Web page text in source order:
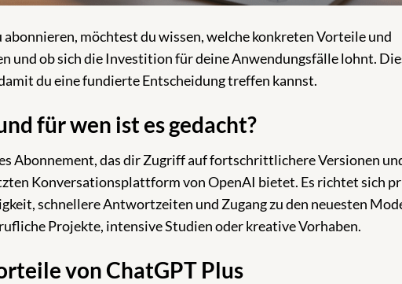
möchtest du wissen, welche konkreten Vorteile und
und ob sich die Investition für deine Anwendungsfälle lohnt.
du eine fundierte Entscheidung treffen kannst.
für wen ist es gedacht?
Abonnement, das dir Zugriff auf fortschrittlichere Versionen
Konversationsplattform von OpenAI bietet. Es richtet sich
schnellere Antwortzeiten und Zugang zu den neuesten
Projekte, intensive Studien oder kreative Vorhaben.
von ChatGPT Plus